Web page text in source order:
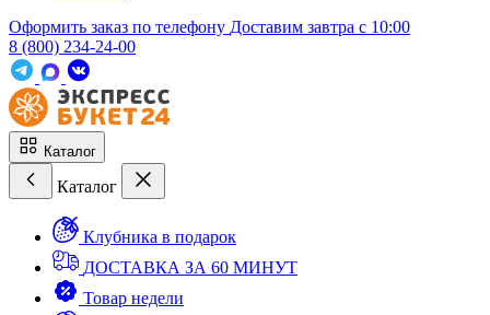
Оформить заказ по телефону Доставим завтра c 10:00
8 (800) 234-24-00
Каталог
Каталог
Клубника в подарок
ДОСТАВКА ЗА 60 МИНУТ
Товар недели